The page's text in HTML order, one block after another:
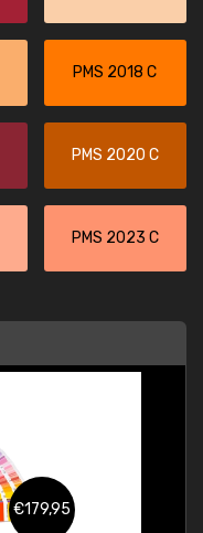
PMS 2018 C
PMS 2020 C
PMS 2023 C
€179,95